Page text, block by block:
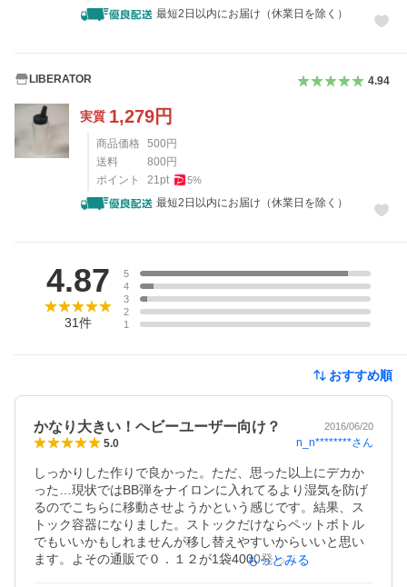
最短2日以内にお届け（休業日を除く）
LIBERATOR 4.94
実質 1,279円
商品価格 500 円
送料
800 円
ポイント
21pt 5%
最短2日以内にお届け（休業日を除く）
4.87
31件
5
4
3
2
1
おすすめ順
かなり大きい！ヘビーユーザー向け？ 2016/06/20
5.0 n_n********さん
しっかりした作りで良かった。ただ、思った以上にデカか
った…現状ではBB弾をナイロンに入れてるより湿気を防げ
るのでこちらに移動させようかという感じです。結果、ス
トック容器になりました。ストックだけならペットボトル
でもいいかもしれませんが移し替えやすいからいいと思い
ます。よその通販で０．１２が1袋4000発っていうのがあ
もっとみる